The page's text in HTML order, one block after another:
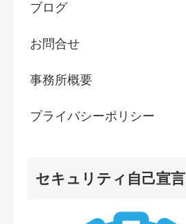
ブログ
お問合せ
事務所概要
プライバシーポリシー
セキュリティ自己宣言